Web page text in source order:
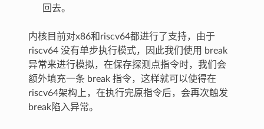
回去。
内核目前对x86和riscv64都进行了支持，由于
riscv64 没有单步执行模式，因此我们使用 break
异常来进行模拟，在保存探测点指令时，我们会
额外填充一条 break 指令，这样就可以使得在
riscv64架构上，在执行完原指令后，会再次触发
break陷入异常。